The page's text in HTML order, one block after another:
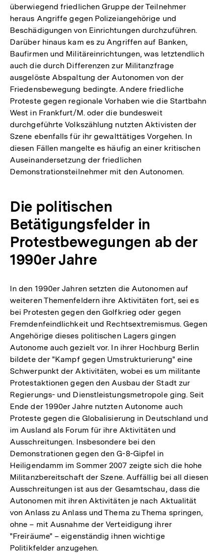
überwiegend friedlichen Gruppe der Teilnehmer
heraus Angriffe gegen Polizeiangehörige und
Beschädigungen von Einrichtungen durchzuführen.
Darüber hinaus kam es zu Angriffen auf Banken,
Baufirmen und Militäreinrichtungen, was letztendlich
auch die durch Differenzen zur Militanzfrage
ausgelöste Abspaltung der Autonomen von der
Friedensbewegung bedingte. Andere friedliche
Proteste gegen regionale Vorhaben wie die Startbahn
West in Frankfurt/M. oder die bundesweit
durchgeführte Volkszählung nutzten Aktivisten der
Szene ebenfalls für ihr gewalttätiges Vorgehen. In
diesen Fällen mangelte es häufig an einer kritischen
Auseinandersetzung der friedlichen
Demonstrationsteilnehmer mit den Autonomen.
Die politischen
Betätigungsfelder in
Protestbewegungen ab der
1990er Jahre
In den 1990er Jahren setzten die Autonomen auf
weiteren Themenfeldern ihre Aktivitäten fort, sei es
bei Protesten gegen den Golfkrieg oder gegen
Fremdenfeindlichkeit und Rechtsextremismus. Gegen
Angehörige dieses politischen Lagers gingen
Autonome auch gezielt vor. In ihrer Hochburg Berlin
bildete der "Kampf gegen Umstrukturierung" eine
Schwerpunkt der Aktivitäten, wobei es um militante
Protestaktionen gegen den Ausbau der Stadt zur
Regierungs- und Dienstleistungsmetropole ging. Seit
Ende der 1990er Jahre nutzten Autonome auch
Proteste gegen die Globalisierung in Deutschland und
im Ausland als Forum für ihre Aktivitäten und
Ausschreitungen. Insbesondere bei den
Demonstrationen gegen den G-8-Gipfel in
Heiligendamm im Sommer 2007 zeigte sich die hohe
Militanzbereitschaft der Szene. Auffällig bei all diesen
Ausschreitungen ist aus der Gesamtschau, dass die
Autonomen mit ihren Aktivitäten je nach Aktualität
von Anlass zu Anlass und Thema zu Thema springen,
ohne – mit Ausnahme der Verteidigung ihrer
"Freiräume" – eigenständig ihnen wichtige
Politikfelder anzugehen.